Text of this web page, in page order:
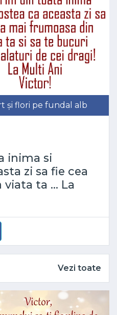
și flori pe fundal alb
inima si
zi sa fie cea
ta ... La
Vezi toate